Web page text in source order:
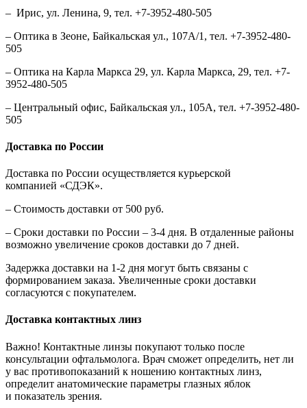
– Ирис, ул. Ленина, 9, тел. +7-3952-480-505
– Оптика в Зеоне, Байкальская ул., 107А/1, тел. +7-3952-480-
505
– Оптика на Карла Маркса 29, ул. Карла Маркса, 29, тел. +7-
3952-480-505
– Центральный офис, Байкальская ул., 105А, тел. +7-3952-480-
505
Доставка по России
Доставка по России осуществляется курьерской
компанией «СДЭК».
– Стоимость доставки от 500 руб.
– Сроки доставки по России – 3-4 дня. В отдаленные районы
возможно увеличение сроков доставки до 7 дней.
Задержка доставки на 1-2 дня могут быть связаны с
формированием заказа. Увеличенные сроки доставки
согласуются с покупателем.
Доставка контактных линз
Важно! Контактные линзы покупают только после
консультации офтальмолога. Врач сможет определить, нет ли
у вас противопоказаний к ношению контактных линз,
определит анатомические параметры глазных яблок
и показатель зрения.